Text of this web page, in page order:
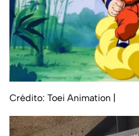
Crédito: Toei Animation